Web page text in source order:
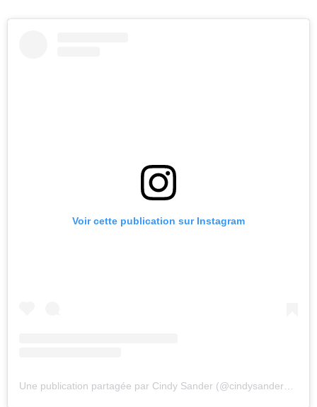
Voir cette publication sur Instagram